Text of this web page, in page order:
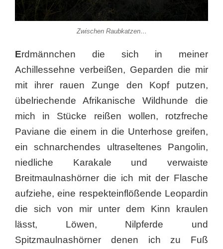
Zwischen Raubkatzen…
Erdmännchen die sich in meiner
Achillessehne verbeißen, Geparden die mir
mit ihrer rauen Zunge den Kopf putzen,
übelriechende Afrikanische Wildhunde die
mich in Stücke reißen wollen, rotzfreche
Paviane die einem in die Unterhose greifen,
ein schnarchendes ultraseltenes Pangolin,
niedliche Karakale und verwaiste
Breitmaulnashörner die ich mit der Flasche
aufziehe, eine respekteinflößende Leopardin
die sich von mir unter dem Kinn kraulen
lässt, Löwen, Nilpferde und
Spitzmaulnashörner denen ich zu Fuß